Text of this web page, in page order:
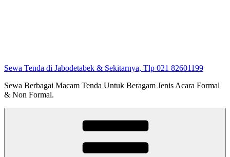
Sewa Tenda di Jabodetabek & Sekitarnya, Tlp 021 82601199
Sewa Berbagai Macam Tenda Untuk Beragam Jenis Acara Formal
& Non Formal.